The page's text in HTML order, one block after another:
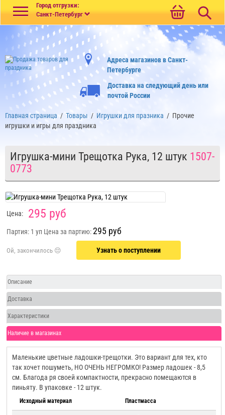
Город отгрузки:
Санкт-Петербург
Адреса магазинов в Санкт-
Петербурге
Доставка на следующий день или
почтой России
Главная страница / Товары / Игрушки для празника / Прочие
игрушки и игры для праздника
Игрушка-мини Трещотка Рука, 12 штук 1507-
0773
Цена: 295 руб
Партия: 1 уп Цена за партию:295 руб
Узнать о поступлении
Описание
Доставка
Характеристики
Наличие в магазинах
Маленькие цветные ладошки-трещотки. Это вариант для тех, кто
так хочет пошуметь, НО ОЧЕНЬ НЕГРОМКО! Размер ладошек - 8,5
см. Благода ря своей компактности, прекрасно помещаются в
пиньяту. В упаковке - 12 штук.
Исходный материал Пластмасса